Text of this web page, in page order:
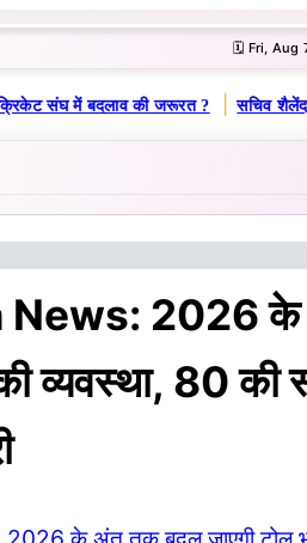
🗓️ Fri, Aug
संघ में बदलाव की जरूरत ? | सचिव
2026 के
व्यवस्था, 80 की